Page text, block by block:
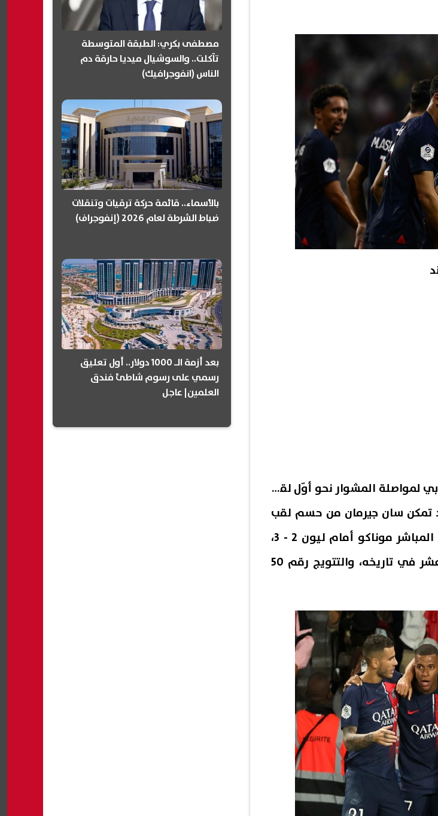
لمواصلة المشوار نحو أوّل لقب
تمكن سان جيرمان من حسم لقب
الدوري الفرنسي، مستفيدا من خسارة منافسه المباشر موناكو أمام ليون 2 - 3،
ليصل إلى اللقب الثالث على التوالي، والثاني عشر في تاريخه، والتتويج رقم 50
مصطفى بكري: الطبقة المتوسطة
تآكلت.. والسوشيال ميديا حارقة دم
الناس (انفوجرافيك)
بالأسماء.. قائمة حركة ترقيات وتنقلات
ضباط الشرطة لعام 2026 (إنفوجراف)
بعد أزمة الـ 1000 دولار.. أول تعليق
رسمي على رسوم شاطئ فندق
العلمين| عاجل